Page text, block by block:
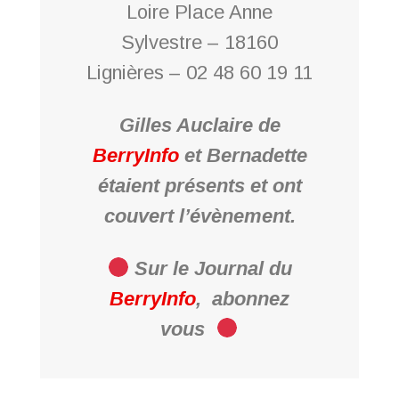
Loire Place Anne
Sylvestre – 18160
Lignières – 02 48 60 19 11
Gilles Auclaire de
BerryInfoet Bernadette
étaient présents et ont
couvert l’évènement.
Sur le Journal du
BerryInfo, abonnez
vous